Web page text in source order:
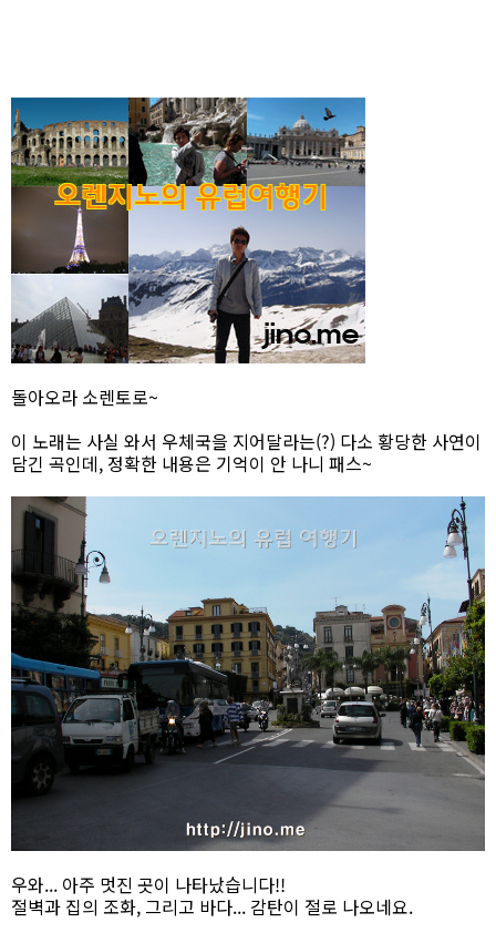
돌아오라 소렌토로~
이 노래는 사실 와서 우체국을 지어달라는(?) 다소 황당한 사연이
담긴 곡인데, 정확한 내용은 기억이 안 나니 패스~
우와... 아주 멋진 곳이 나타났습니다!!
절벽과 집의 조화, 그리고 바다... 감탄이 절로 나오네요.